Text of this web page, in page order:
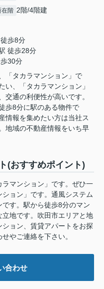
在階 2階/4階建
徒歩8分
徒歩28分
歩30分
「タカラマンション」で
い、「タカラマンション」
交通の利便性が高いです。
歩8分に駅のある物件で
情報を集めたい方は当社ス
地域の不動産情報をいち早
(おすすめポイント)
マンション」です。ぜひ一
ョン」です。通風システム
す。駅から徒歩8分のマン
地です。吹田市エリアと地
ョン、賃貸アパートをお探
やご連絡を下さい。
合わせ